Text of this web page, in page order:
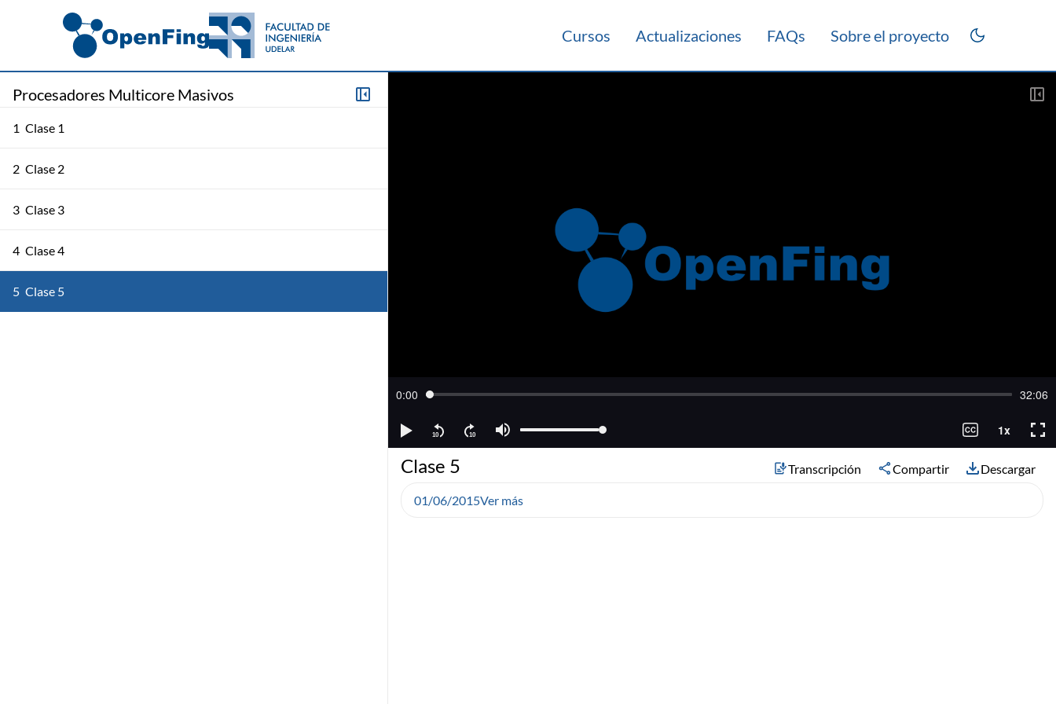
Cursos Actualizaciones FAQs Sobre el proyecto
Procesadores Multicore Masivos
1 Clase 1
2 Clase 2
3 Clase 3
4 Clase 4
5 Clase 5
Clase 5 Transcripción Compartir Descargar
01/06/2015Ver más